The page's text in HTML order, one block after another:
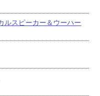
ルスピーカー＆ウーハー